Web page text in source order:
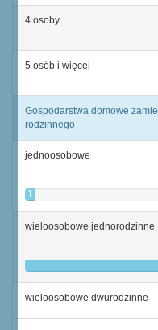
4 osoby
5 osób i więcej
Gospodarstwa domowe
rodzinnego
jednoosobowe
1
wieloosobowe jednorodzinne
wieloosobowe dwurodzinne